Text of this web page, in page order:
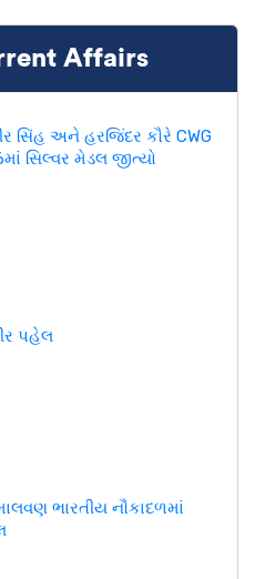
Affairs
સિંહ અને હરજિંદર કૌરે CWG
સિલ્વર મેડલ જીત્યો
પહેલ
ભારતીય નૌકાદળમાં